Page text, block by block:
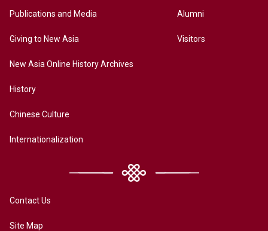
Publications and Media
Giving to New Asia
New Asia Online History Archives
History
Chinese Culture
Internationalization
Alumni
Visitors
Contact Us
Site Map